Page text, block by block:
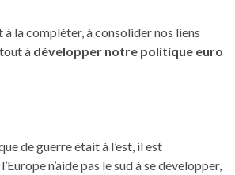
à la compléter, à consolider nos liens
à développer notre politique euro
de guerre était à l’est, il est
n’aide pas le sud à se développer,